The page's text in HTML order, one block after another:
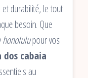
et durabilité, le tout
besoin. Que
honolulupour vos
dos cabaia
au